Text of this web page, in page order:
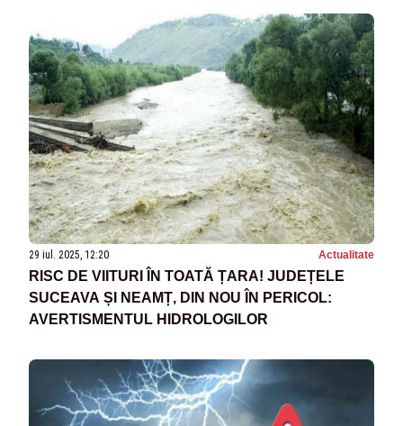
29 iul. 2025, 12:20 Actualitate
RISC DE VIITURI ÎN TOATĂ ȚARA! JUDEȚELE
SUCEAVA ȘI NEAMȚ, DIN NOU ÎN PERICOL:
AVERTISMENTUL HIDROLOGILOR